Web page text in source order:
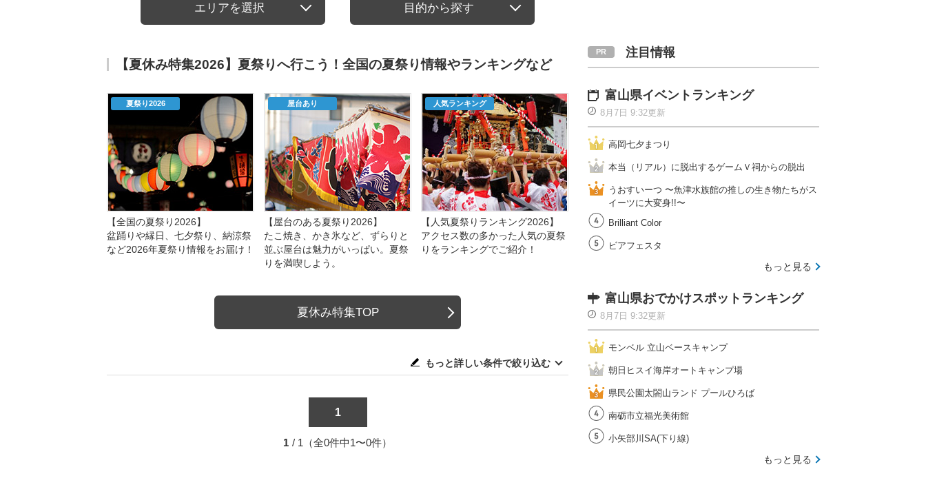
エリアを選択 目的から探す
【夏休み特集2026】夏祭りへ行こう！全国の夏祭り情報やランキングなど
夏祭り2026
【全国の夏祭り2026】
盆踊りや縁日、七夕祭り、納涼祭
など2026年夏祭り情報をお届け！
屋台あり
【屋台のある夏祭り2026】
たこ焼き、かき氷など、ずらりと
並ぶ屋台は魅力がいっぱい。夏祭
りを満喫しよう。
人気ランキング
【人気夏祭りランキング2026】
アクセス数の多かった人気の夏祭
りをランキングでご紹介！
夏休み特集TOP
もっと詳しい条件で絞り込む
1
1 / 1（全0件中1〜0件）
注目情報
富山県イベントランキング
8月7日 9:32更新
高岡七夕まつり
本当（リアル）に脱出するゲームＶ祠からの脱出
うおすいーつ 〜魚津水族館の推しの生き物たちがス
イーツに大変身!!〜
Brilliant Color
ビアフェスタ
もっと見る
富山県おでかけスポットランキング
8月7日 9:32更新
モンベル 立山ベースキャンプ
朝日ヒスイ海岸オートキャンプ場
県民公園太閤山ランド プールひろば
南砺市立福光美術館
小矢部川SA(下り線)
もっと見る